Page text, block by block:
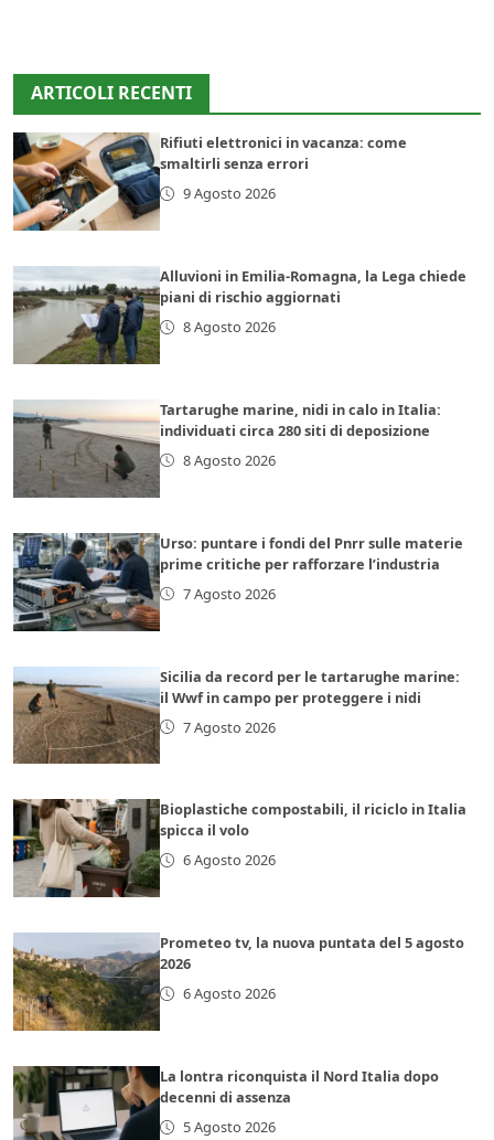
ARTICOLI RECENTI
Rifiuti elettronici in vacanza: come
smaltirli senza errori
9 Agosto 2026
Alluvioni in Emilia-Romagna, la Lega chiede
piani di rischio aggiornati
8 Agosto 2026
Tartarughe marine, nidi in calo in Italia:
individuati circa 280 siti di deposizione
8 Agosto 2026
Urso: puntare i fondi del Pnrr sulle materie
prime critiche per rafforzare l’industria
7 Agosto 2026
Sicilia da record per le tartarughe marine:
il Wwf in campo per proteggere i nidi
7 Agosto 2026
Bioplastiche compostabili, il riciclo in Italia
spicca il volo
6 Agosto 2026
Prometeo tv, la nuova puntata del 5 agosto
2026
6 Agosto 2026
La lontra riconquista il Nord Italia dopo
decenni di assenza
5 Agosto 2026